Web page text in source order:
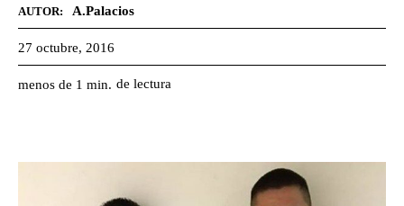
AUTOR: A.Palacios
27 octubre, 2016
menos de 1 min. de lectura